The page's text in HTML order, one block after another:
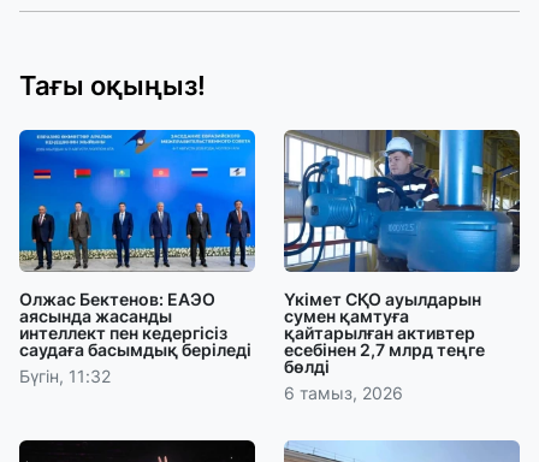
Тағы оқыңыз!
Олжас Бектенов: ЕАЭО
аясында жасанды
интеллект пен кедергісіз
саудаға басымдық беріледі
Бүгін, 11:32
Үкімет СҚО ауылдарын
сумен қамтуға
қайтарылған активтер
есебінен 2,7 млрд теңге
бөлді
6 тамыз, 2026